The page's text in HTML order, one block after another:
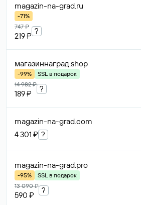
magazin-na-grad.ru
-71%
747 ₽
219 ₽
?
магазиннаград.shop
-99%
SSL в подарок
14 982 ₽
189 ₽
?
magazin-na-grad.com
4 301 ₽ ?
magazin-na-grad.pro
-95%
SSL в подарок
13 090 ₽
590 ₽
?